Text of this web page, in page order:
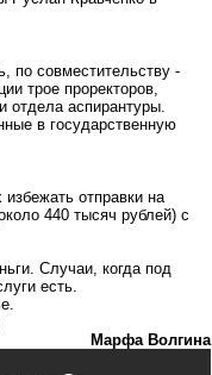
по совместительству -
трое проректоров,
отдела аспирантуры.
в государственную
отправки на
440 тысяч рублей) с
Случаи, когда под
есть.
Марфа Волгина